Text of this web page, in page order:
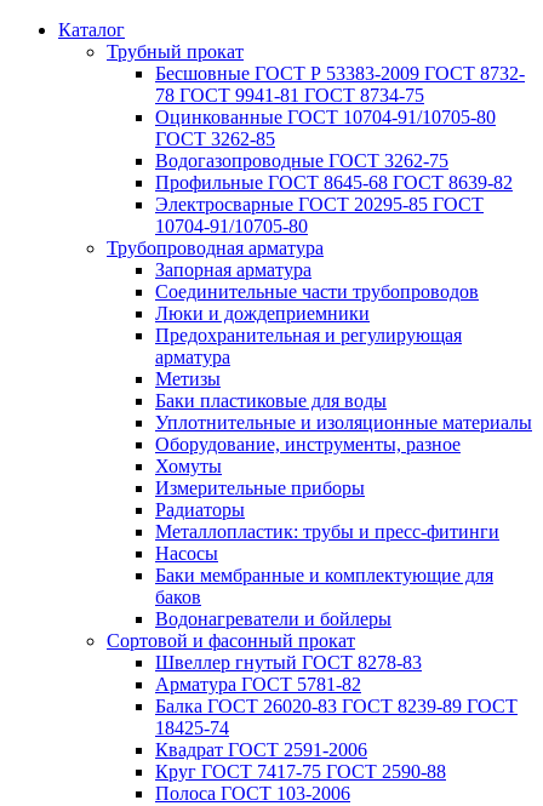
Каталог
Трубный прокат
Беcшовные ГОСТ Р 53383-2009 ГОСТ 8732-
78 ГОСТ 9941-81 ГОСТ 8734-75
Оцинкованные ГОСТ 10704-91/10705-80
ГОСТ 3262-85
Водогазопроводные ГОСТ 3262-75
Профильные ГОСТ 8645-68 ГОСТ 8639-82
Электросварные ГОСТ 20295-85 ГОСТ
10704-91/10705-80
Трубопроводная арматура
Запорная арматура
Соединительные части трубопроводов
Люки и дождеприемники
Предохранительная и регулирующая
арматура
Метизы
Баки пластиковые для воды
Уплотнительные и изоляционные материалы
Оборудование, инструменты, разное
Хомуты
Измерительные приборы
Радиаторы
Металлопластик: трубы и пресс-фитинги
Насосы
Баки мембранные и комплектующие для
баков
Водонагреватели и бойлеры
Сортовой и фасонный прокат
Швеллер гнутый ГОСТ 8278-83
Арматура ГОСТ 5781-82
Балка ГОСТ 26020-83 ГОСТ 8239-89 ГОСТ
18425-74
Квадрат ГОСТ 2591-2006
Круг ГОСТ 7417-75 ГОСТ 2590-88
Полоса ГОСТ 103-2006